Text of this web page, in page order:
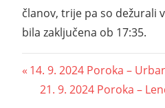
članov, trije pa so dežurali
bila zaključena ob 17:35.
14. 9. 2024 Poroka –
21. 9. 2024 Poroka –